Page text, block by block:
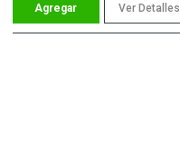
Ver Detalles